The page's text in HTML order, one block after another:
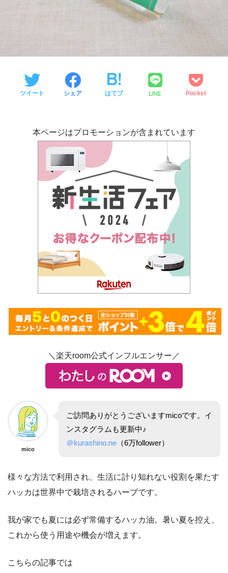
ツイート シェア はてブ LINE Pocket
本ページはプロモーションが含まれています
＼楽天room公式インフルエンサー／
mico
ご訪問ありがとうございますmicoです。イ
ンスタグラムも更新中♪
＠kurashino.ne （6万follower）
様々な方法で利用され、生活に計り知れない役割を果たす
ハッカは世界中で栽培されるハーブです。
我が家でも夏には必ず常備するハッカ油。暑い夏を控え、
これから使う用途や機会が増えます。
こちらの記事では